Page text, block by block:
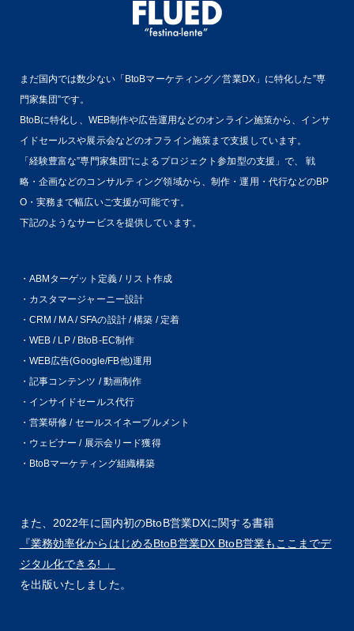
まだ国内では数少ない「BtoBマーケティング／営業DX」に特化した”専
門家集団”です。
BtoBに特化し、WEB制作や広告運用などのオンライン施策から、インサ
イドセールスや展示会などのオフライン施策まで支援しています。
「経験豊富な”専門家集団”によるプロジェクト参加型の支援」で、
戦
略・企画などのコンサルティング領域から、制作・運用・代行などのBP
O・実務まで幅広いご支援が可能です。
下記のようなサービスを提供しています。
・ABMターゲット定義 / リスト作成
・カスタマージャーニー設計
・CRM / MA / SFAの設計 / 構築 / 定着
・WEB / LP / BtoB-EC制作
・WEB広告(Google/FB他)運用
・記事コンテンツ / 動画制作
・インサイドセールス代行
・営業研修 / セールスイネーブルメント
・ウェビナー / 展示会リード獲得
・BtoBマーケティング組織構築
また、2022年に国内初のBtoB営業DXに関する書籍
『業務効率化からはじめるBtoB営業DX BtoB営業もここまでデ
ジタル化できる! 」
を出版いたしました。